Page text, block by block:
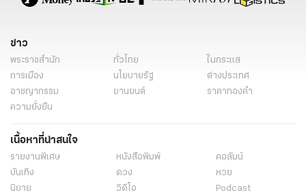
ข่าว
พระราชสำนัก ทั่วไทย
ในกระแส
การเมือง
นโยบายรัฐ
ต่างประเทศ
อาชญากรรม
ยานยนต์
ราคาทองคำ
ความยั่งยืน
เนื้อหาที่น่าสนใจ
รายงานพิเศษ หนังสือพิมพ์
คอลัมน์
บันเทิง
ดวง
หวย
นิยาย
วิดีโอ
Podcast